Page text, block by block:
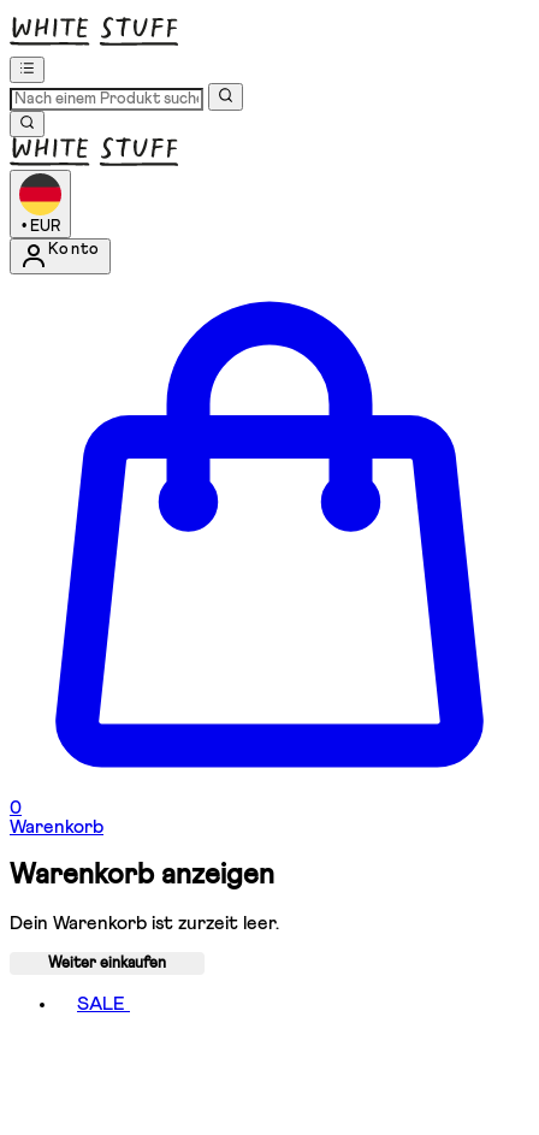
• EUR
Konto
0
Warenkorb
Warenkorb anzeigen
Dein Warenkorb ist zurzeit leer.
Weiter einkaufen
SALE